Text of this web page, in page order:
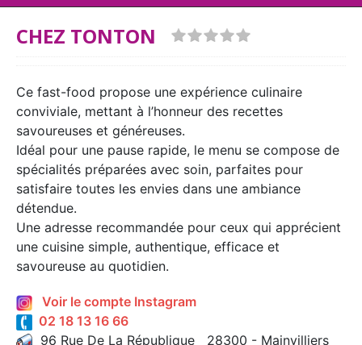
CHEZ TONTON
Ce fast-food propose une expérience culinaire
conviviale, mettant à l’honneur des recettes
savoureuses et généreuses.
Idéal pour une pause rapide, le menu se compose de
spécialités préparées avec soin, parfaites pour
satisfaire toutes les envies dans une ambiance
détendue.
Une adresse recommandée pour ceux qui apprécient
une cuisine simple, authentique, efficace et
savoureuse au quotidien.
Voir le compte Instagram
02 18 13 16 66
96 Rue De La République 28300 - Mainvilliers